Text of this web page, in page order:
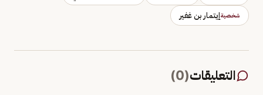
شخصيةإيتمار بن غفير
التعليقات(
0
)